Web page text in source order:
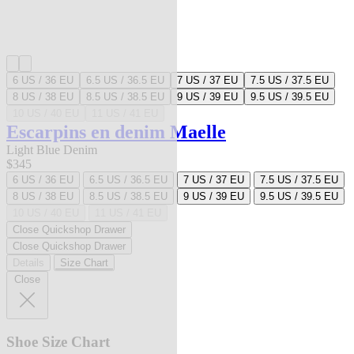
6 US / 36 EU 6.5 US / 36.5 EU 7 US / 37 EU
7.5 US / 37.5 EU
8 US / 38 EU
8.5 US / 38.5 EU 9 US / 39 EU
9.5 US / 39.5 EU
Escarpins en denim Maelle
Light Blue Denim
$345
6 US / 36 EU 6.5 US / 36.5 EU 7 US / 37 EU
7.5 US / 37.5 EU
8 US / 38 EU
8.5 US / 38.5 EU 9 US / 39 EU
9.5 US / 39.5 EU
Close Quickshop Drawer
Close Quickshop Drawer
Size Chart
Close
Shoe Size Chart